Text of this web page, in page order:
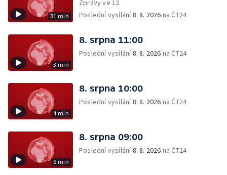
31 min
Zprávy ve 12
Poslední vysílání8. 8. 2026 na ČT24
3 min
8. srpna 11:00
Poslední vysílání8. 8. 2026 na ČT24
4 min
8. srpna 10:00
Poslední vysílání8. 8. 2026 na ČT24
6 min
8. srpna 09:00
Poslední vysílání8. 8. 2026 na ČT24